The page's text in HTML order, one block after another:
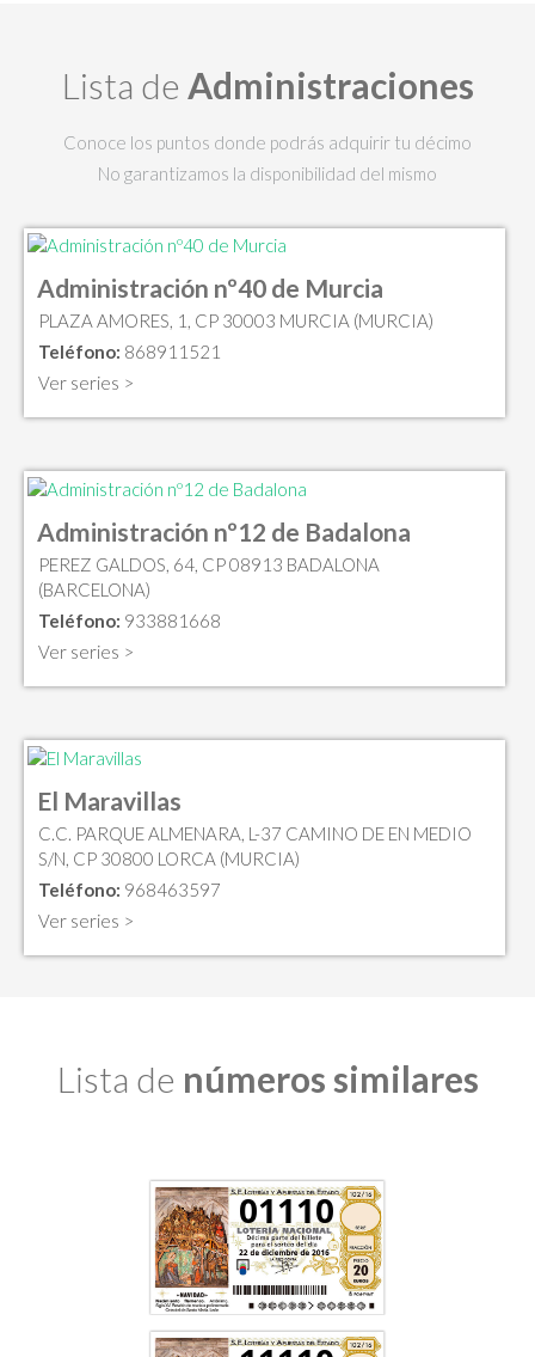
Lista de Administraciones
Conoce los puntos donde podrás adquirir tu décimo
No garantizamos la disponibilidad del mismo
Administración nº40 de Murcia
PLAZA AMORES, 1, CP 30003 MURCIA (MURCIA)
Teléfono: 868911521
Ver series >
Administración nº12 de Badalona
PEREZ GALDOS, 64, CP 08913 BADALONA
(BARCELONA)
Teléfono: 933881668
Ver series >
El Maravillas
C.C. PARQUE ALMENARA, L-37 CAMINO DE EN MEDIO
S/N, CP 30800 LORCA (MURCIA)
Teléfono: 968463597
Ver series >
Lista de números similares
01110